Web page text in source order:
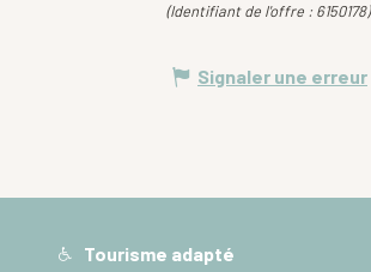
(Identifiant de l'offre : 6150178)
Signaler une erreur
Tourisme adapté